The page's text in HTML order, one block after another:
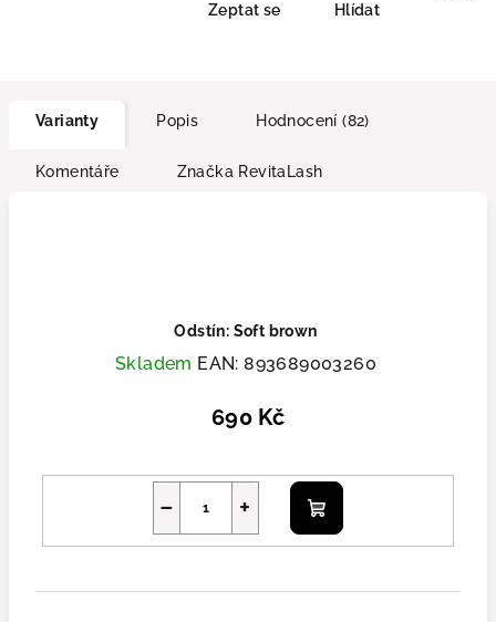
Zeptat se Hlídat
Varianty Popis Hodnocení (82)
Komentáře Značka RevitaLash
Odstín: Soft brown
Skladem EAN: 893689003260
690 Kč
+
− Do košíku